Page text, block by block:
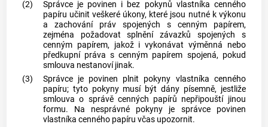
(2)
Správce je povinen i bez pokynů vlastníka cenného
papíru učinit veškeré úkony, které jsou nutné k výkonu
a zachování práv spojených s cenným papírem,
zejména požadovat splnění závazků spojených s
cenným papírem, jakož i vykonávat výměnná nebo
předkupní práva scenným papírem spojená, pokud
smlouva nestanoví jinak.
(3)
Správce je povinen plnit pokyny vlastníka cenného
papíru; tyto pokyny musí být dány písemně, jestliže
smlouva o správě cenných papírů nepřipouští jinou
formu. Na nesprávné pokyny je správce povinen
vlastníka cenného papíru včas upozornit.